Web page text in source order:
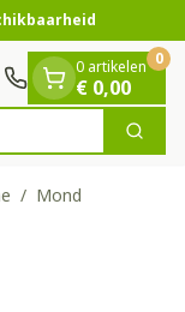
Zoek
0 artikelen
€ 0,00
0
/ Mond